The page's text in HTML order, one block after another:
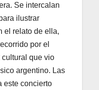
Se intercalan
ilustrar
el relato de ella,
por el
que vio
argentino. Las
este concierto